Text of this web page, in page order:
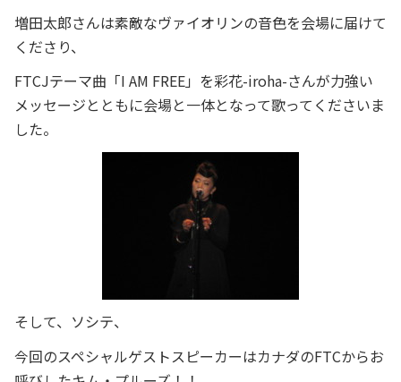
増田太郎さんは素敵なヴァイオリンの音色を会場に届けて
くださり、
FTCJテーマ曲「I AM FREE」を彩花-iroha-さんが力強い
メッセージとともに会場と一体となって歌ってくださいま
した。
そして、ソシテ、
今回のスペシャルゲストスピーカーはカナダのFTCからお